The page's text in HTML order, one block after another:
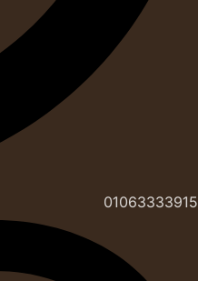
01063333915